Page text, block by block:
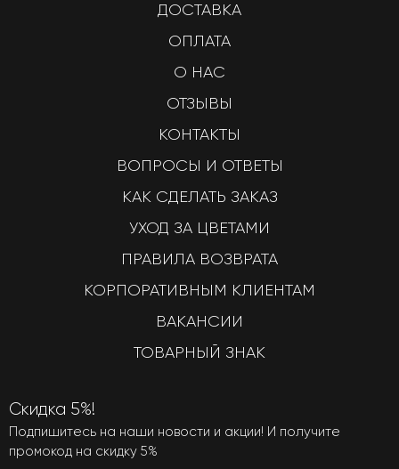
ДОСТАВКА
ОПЛАТА
О НАС
ОТЗЫВЫ
КОНТАКТЫ
ВОПРОСЫ И ОТВЕТЫ
КАК СДЕЛАТЬ ЗАКАЗ
УХОД ЗА ЦВЕТАМИ
ПРАВИЛА ВОЗВРАТА
КОРПОРАТИВНЫМ КЛИЕНТАМ
ВАКАНСИИ
ТОВАРНЫЙ ЗНАК
Скидка 5%!
Подпишитесь на наши новости и акции! И получите
промокод на скидку 5%